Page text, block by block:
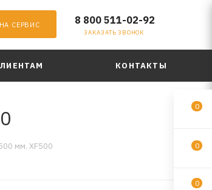
СЕРВИС 8 800 511-02-92
ЗАКАЗАТЬ ЗВОНОК
КОНТАКТЫ
мм. XF500
0
0
0